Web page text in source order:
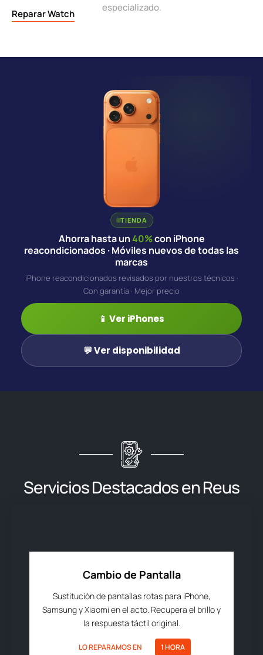
especializado.
Reparar Watch
TIENDA
Ahorra hasta un40%con iPhone
reacondicionados · Móviles nuevos de todas las
marcas
iPhone reacondicionados revisados por nuestros técnicos ·
Con garantía · Mejor precio
📱 Ver iPhones
💬 Ver disponibilidad
Servicios Destacados en Reus
Cambio de Pantalla
Sustitución de pantallas rotas para iPhone,
Samsung y Xiaomi en el acto. Recupera el brillo y
la respuesta táctil original.
LO REPARAMOS EN 1 HORA